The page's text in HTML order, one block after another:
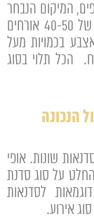
המיקום הנבחר
ומספר סוגי המשקאות שנכין. אירועי ממוצעים של 40-50 אורחים
ככל אצבע בכמויות מעל
תכוונו לאזור של 120-150 לאורח. הכל תלוי בסוג
הנכונה
שונות. אופי
על סוג סדנת
לסדנאות
אירוע.